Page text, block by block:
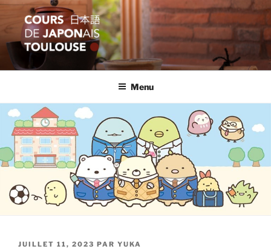
Aller
contenu
principal
COURS JAPON TOULOUSE
Apprentissage et formation en langue japonaise
Menu
PUBLIÉ
JUILLET 11, 2023 PAR YUKA